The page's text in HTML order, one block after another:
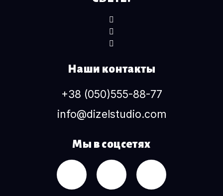
Наши контакты
+38 (050)555-88-77
info@dizelstudio.com
Мы в соцсетях